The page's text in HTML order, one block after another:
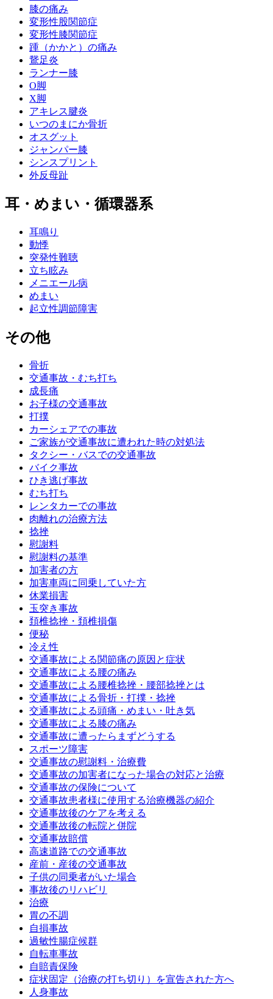
膝の痛み
変形性股関節症
変形性膝関節症
踵（かかと）の痛み
鵞足炎
ランナー膝
O脚
X脚
アキレス腱炎
いつのまにか骨折
オスグット
ジャンパー膝
シンスプリント
外反母趾
耳・めまい・循環器系
耳鳴り
動悸
突発性難聴
立ち眩み
メニエール病
めまい
起立性調節障害
その他
骨折
交通事故・むち打ち
成長痛
お子様の交通事故
打撲
カーシェアでの事故
ご家族が交通事故に遭われた時の対処法
タクシー・バスでの交通事故
バイク事故
ひき逃げ事故
むち打ち
レンタカーでの事故
肉離れの治療方法
捻挫
慰謝料
慰謝料の基準
加害者の方
加害車両に同乗していた方
休業損害
玉突き事故
頚椎捻挫・頚椎損傷
便秘
冷え性
交通事故による関節痛の原因と症状
交通事故による腰の痛み
交通事故による腰椎捻挫・腰部捻挫とは
交通事故による骨折・打撲・捻挫
交通事故による頭痛・めまい・吐き気
交通事故による膝の痛み
交通事故に遭ったらまずどうする
スポーツ障害
交通事故の慰謝料・治療費
交通事故の加害者になった場合の対応と治療
交通事故の保険について
交通事故患者様に使用する治療機器の紹介
交通事故後のケアを考える
交通事故後の転院と併院
交通事故賠償
高速道路での交通事故
産前・産後の交通事故
子供の同乗者がいた場合
事故後のリハビリ
治療
胃の不調
自損事故
過敏性腸症候群
自転車事故
自賠責保険
症状固定（治療の打ち切り）を宣告された方へ
人身事故